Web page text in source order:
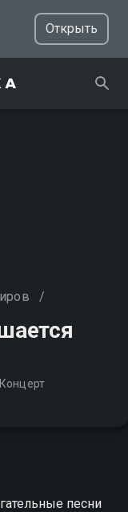
Открыть
/
Концерт
песни